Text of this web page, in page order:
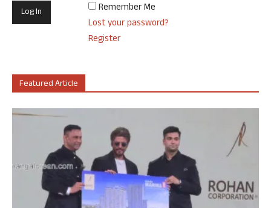
Remember Me
Lost your password?
Register
Featured Article